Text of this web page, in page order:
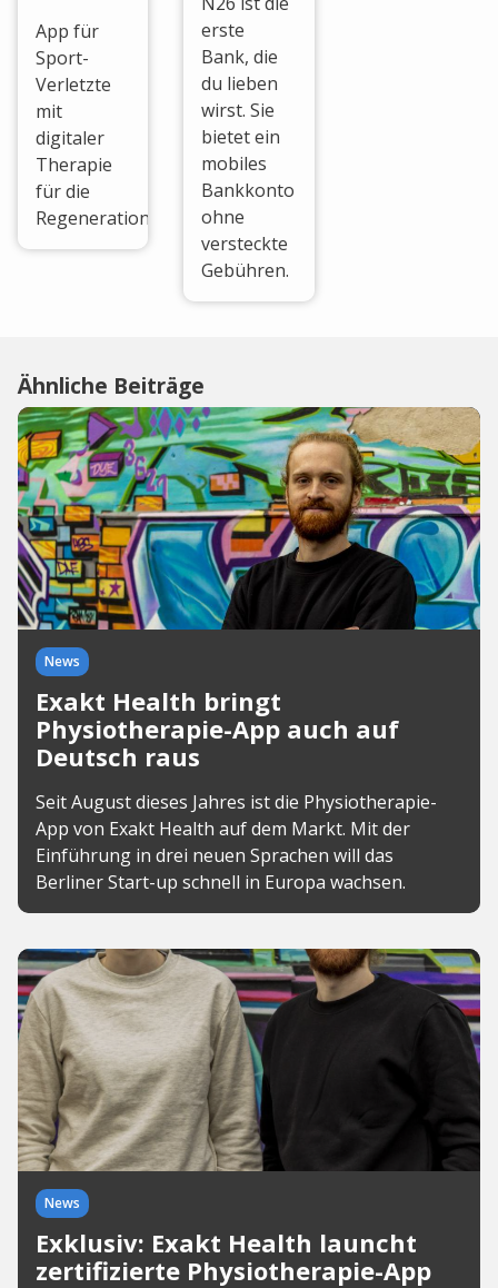
App für
Sport-
Verletzte
mit
digitaler
Therapie
für die
Regeneration.
erste
Bank, die
du lieben
wirst. Sie
bietet ein
mobiles
Bankkonto
ohne
versteckte
Gebühren.
Ähnliche Beiträge
News
Exakt Health bringt
Physiotherapie-App auch auf
Deutsch raus
Seit August dieses Jahres ist die Physiotherapie-
App von Exakt Health auf dem Markt. Mit der
Einführung in drei neuen Sprachen will das
Berliner Start-up schnell in Europa wachsen.
News
Exklusiv: Exakt Health launcht
zertifizierte Physiotherapie-App